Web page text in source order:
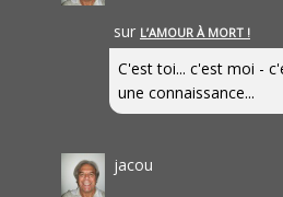
sur L’AMOUR À MORT !
C'est toi... c'est moi -
une connaissance...
jacou